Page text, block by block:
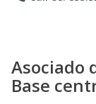
Asociado
Base